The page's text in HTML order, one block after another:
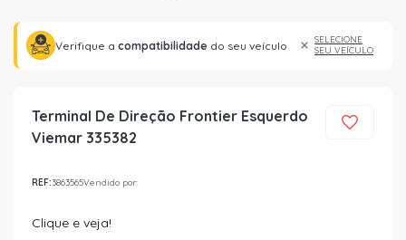
Verifique a compatibilidade do seu veículo
SELECIONE
SEU VEÍCULO
Terminal De Direção Frontier Esquerdo
Viemar 335382
REF:3863565Vendido por:
Clique e veja!